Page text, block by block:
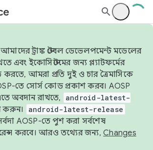
ট্রাঙ্ক স্টেবল ডেভেলপমেন্ট মডেলের
এবং ইকোসিস্টেমের জন্য প্ল্যাটফর্মের
করতে, আমরা প্রতি দুই ও চার ত্রৈমাসিকে
তে সোর্স কোড প্রকাশ করব। AOSP
অবদান রাখতে,
android-latest-
করুন। android-latest-release
সর্বদা AOSP-তে পুশ করা সর্বশেষ
করবে। আরও তথ্যের জন্য, Changes